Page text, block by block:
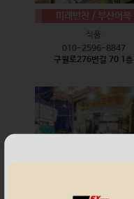
미래반찬 / 부산어묵
식품
010-2596-8847
구월로276번길 70 1층